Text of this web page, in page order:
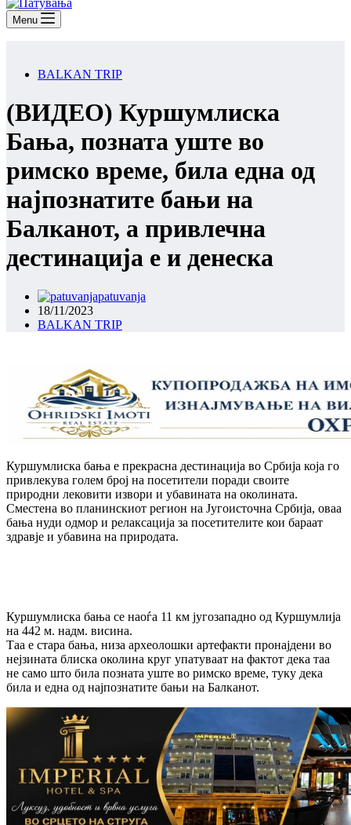
Menu
BALKAN TRIP
(ВИДЕО) Куршумлиска
Бања, позната уште во
римско време, била една од
најпознатите бањи на
Балканот, а привлечна
дестинација е и денеска
patuvanja
18/11/2023
BALKAN TRIP
Куршумлиска бања е прекрасна дестинација во Србија која го
привлекува голем број на посетители поради своите
природни лековити извори и убавината на околината.
Сместена во планинскиот регион на Југоисточна Србија, оваа
бања нуди одмор и релаксација за посетителите кои бараат
здравје и убавина на природата.
Куршумлиска бања се наоѓа 11 км југозападно од Куршумлија
на 442 м. надм. висина.
Таа е стара бања, низа археолошки артефакти пронајдени во
нејзината блиска околина круг упатуваат на фактот дека таа
не само што била позната уште во римско време, туку дека
била и една од најпознатите бањи на Балканот.